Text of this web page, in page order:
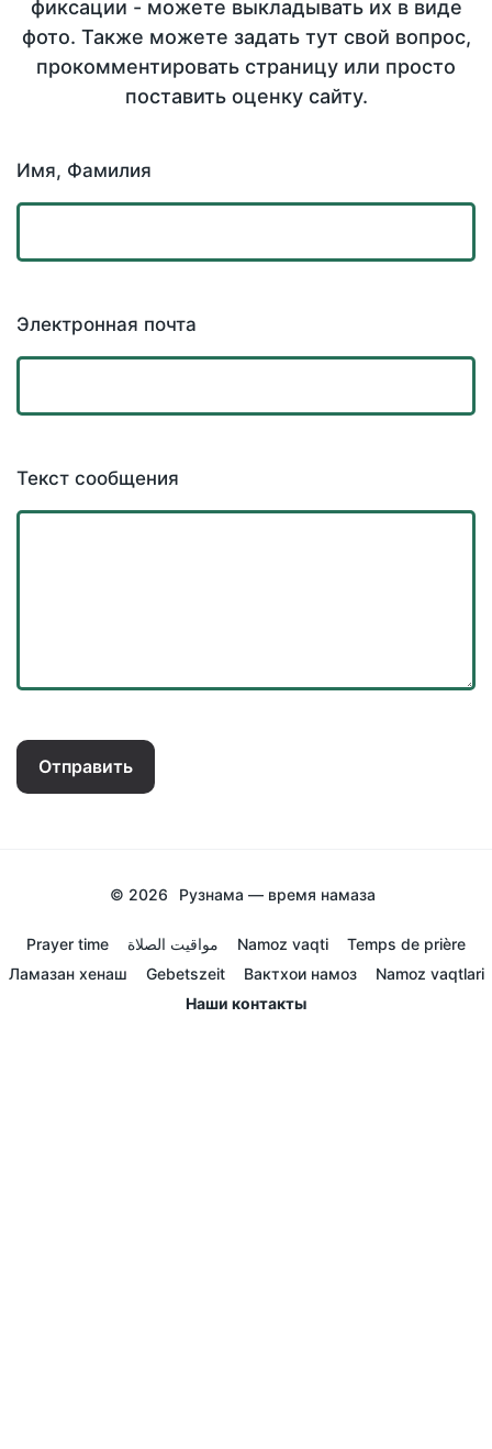
фиксации - можете выкладывать их в виде
фото. Также можете задать тут свой вопрос,
прокомментировать страницу или просто
поставить оценку сайту.
Имя, Фамилия
Электронная почта
Текст сообщения
Отправить
© 2026 Рузнама — время намаза
Prayer time مواقيت الصلاة Namoz vaqti
Temps de prière
Ламазан хенаш
Gebetszeit Вактхои намоз
Namoz vaqtlari
Наши контакты